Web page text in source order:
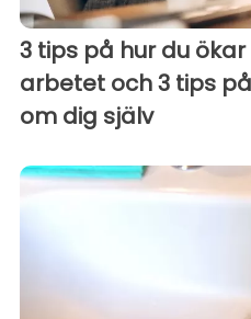
3 tips på hur du
arbetet och 3 tips
om dig själv